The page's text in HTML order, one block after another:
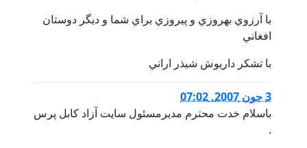
با آرزوي بهروزي و پيروزي براي شما و ديگر دوستان
افغاني‌
با تشكر داريوش شيذر اراني
3 جون 2007, 07:02
باسلام خدت محترم مديرمسئول سايت آزاد كابل پرس
.